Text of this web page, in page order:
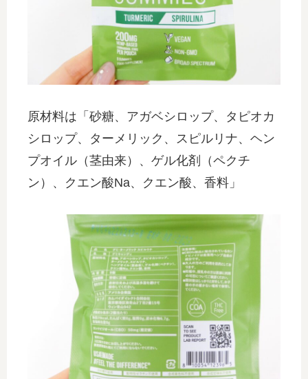
原材料は「砂糖、アガベシロップ、タピオカ
シロップ、ターメリック、スピルリナ、ヘン
プオイル（茎由来）、ゲル化剤（ペクチ
ン）、クエン酸Na、クエン酸、香料」